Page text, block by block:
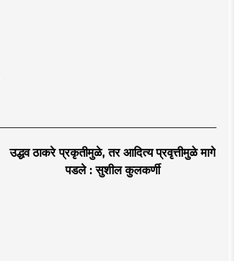
उद्धव ठाकरे प्रकृतीमुळे, तर आदित्य प्रवृत्तीमुळे मागे
पडले : सुशील कुलकर्णी